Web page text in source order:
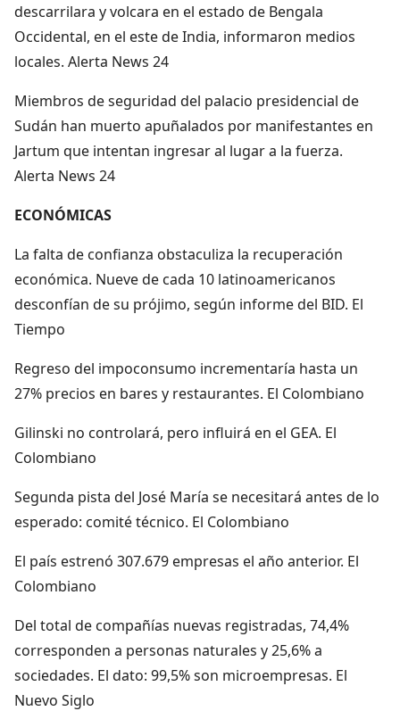
descarrilara y volcara en el estado de Bengala
Occidental, en el este de India, informaron medios
locales. Alerta News 24
Miembros de seguridad del palacio presidencial de
Sudán han muerto apuñalados por manifestantes en
Jartum que intentan ingresar al lugar a la fuerza.
Alerta News 24
ECONÓMICAS
La falta de confianza obstaculiza la recuperación
económica. Nueve de cada 10 latinoamericanos
desconfían de su prójimo, según informe del BID. El
Tiempo
Regreso del impoconsumo incrementaría hasta un
27% precios en bares y restaurantes. El Colombiano
Gilinski no controlará, pero influirá en el GEA. El
Colombiano
Segunda pista del José María se necesitará antes de lo
esperado: comité técnico. El Colombiano
El país estrenó 307.679 empresas el año anterior. El
Colombiano
Del total de compañías nuevas registradas, 74,4%
corresponden a personas naturales y 25,6% a
sociedades. El dato: 99,5% son microempresas. El
Nuevo Siglo